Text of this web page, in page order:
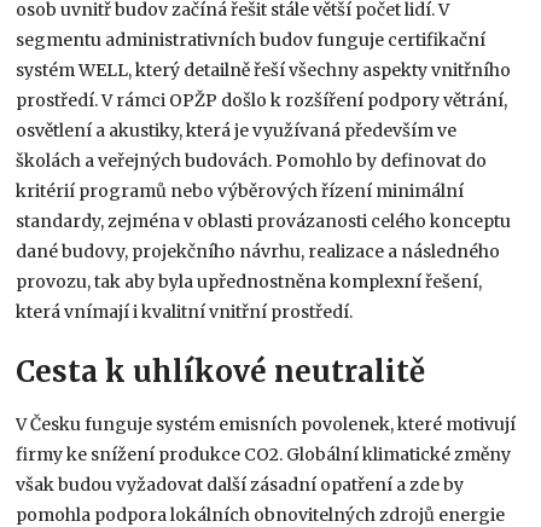
osob uvnitř budov začíná řešit stále větší počet lidí. V
segmentu administrativních budov funguje certifikační
systém WELL, který detailně řeší všechny aspekty vnitřního
prostředí. V rámci OPŽP došlo k rozšíření podpory větrání,
osvětlení a akustiky, která je využívaná především ve
školách a veřejných budovách. Pomohlo by definovat do
kritérií programů nebo výběrových řízení minimální
standardy, zejména v oblasti provázanosti celého konceptu
dané budovy, projekčního návrhu, realizace a následného
provozu, tak aby byla upřednostněna komplexní řešení,
která vnímají i kvalitní vnitřní prostředí.
Cesta k uhlíkové neutralitě
V Česku funguje systém emisních povolenek, které motivují
firmy ke snížení produkce CO2. Globální klimatické změny
však budou vyžadovat další zásadní opatření a zde by
pomohla podpora lokálních obnovitelných zdrojů energie